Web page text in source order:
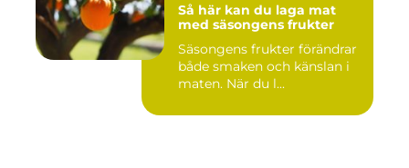
Så här kan du laga mat
med säsongens frukter
Säsongens frukter förändrar
både smaken och känslan i
maten. När du l...